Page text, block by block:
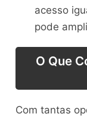
acesso
pode
O Que
Com tantas